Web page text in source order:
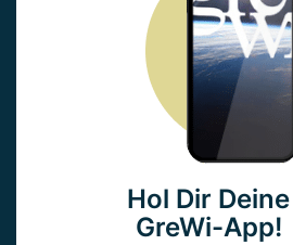
Hol Dir Deine
GreWi-App!